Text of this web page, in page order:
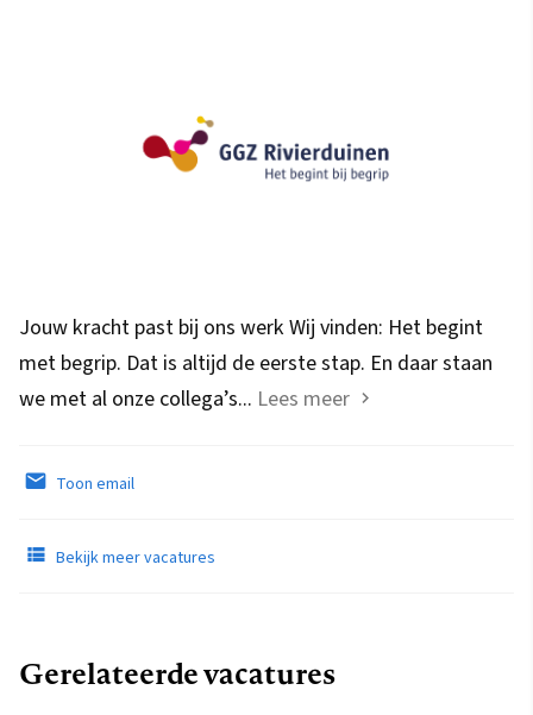
Jouw kracht past bij ons werk Wij vinden: Het begint
met begrip. Dat is altijd de eerste stap. En daar staan
we met al onze collega’s... Lees meer
Toon email
Bekijk meer vacatures
Gerelateerde vacatures